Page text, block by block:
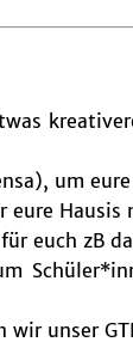
um
eure
euch zB
wir unser